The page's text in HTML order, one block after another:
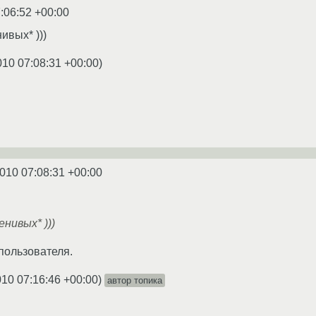
+00:00
)))
07:08:31 +00:00)
07:08:31 +00:00
)))
07:16:46 +00:00) автор топика